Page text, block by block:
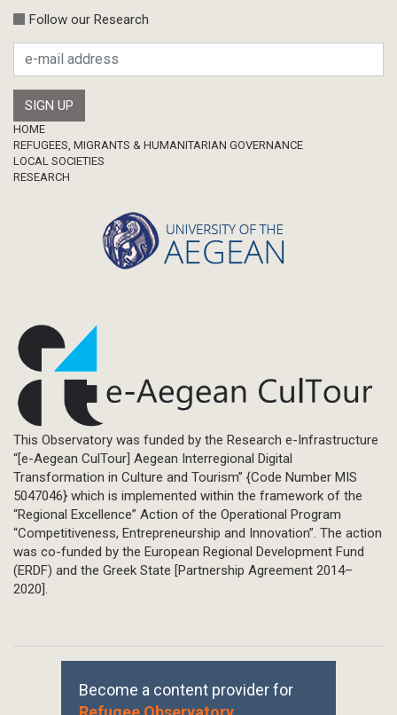
Follow our Research
Footer
HOME
REFUGEES, MIGRANTS & HUMANITARIAN GOVERNANCE
LOCAL SOCIETIES
RESEARCH
This Observatory was funded by the Research e-Infrastructure
“[e-Aegean CulTour] Aegean Interregional Digital
Transformation in Culture and Tourism” {Code Number MIS
5047046} which is implemented within the framework of the
“Regional Excellence” Action of the Operational Program
“Competitiveness, Entrepreneurship and Innovation”. The action
was co-funded by the European Regional Development Fund
(ERDF) and the Greek State [Partnership Agreement 2014–
2020].
Become a content provider for